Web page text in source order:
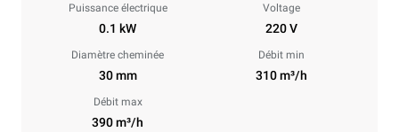
Puissance électrique
0.1 kW
Voltage
220 V
Diamètre cheminée
30 mm
Débit min
310 m³/h
Débit max
390 m³/h